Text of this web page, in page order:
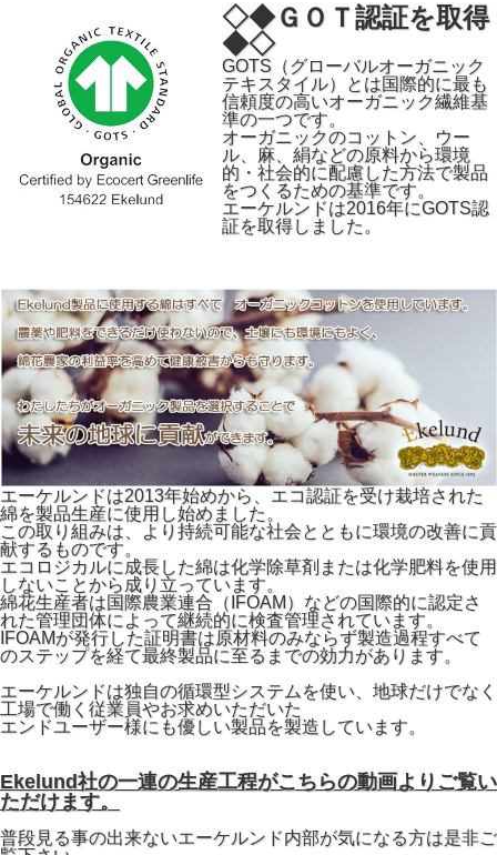
◇◆ＧＯＴ認証を取得
◆◇
GOTS（グローバルオーガニック
テキスタイル）とは国際的に最も
信頼度の高いオーガニック繊維基
準の一つです。
オーガニックのコットン、ウー
ル、麻、絹などの原料から環境
的・社会的に配慮した方法で製品
をつくるための基準です。
エーケルンドは2016年にGOTS認
証を取得しました。
エーケルンドは2013年始めから、エコ認証を受け栽培された
綿を製品生産に使用し始めました。
この取り組みは、より持続可能な社会とともに環境の改善に貢
献するものです。
エコロジカルに成長した綿は化学除草剤または化学肥料を使用
しないことから成り立っています。
綿花生産者は国際農業連合（IFOAM）などの国際的に認定さ
れた管理団体によって継続的に検査管理されています。
IFOAMが発行した証明書は原材料のみならず製造過程すべて
のステップを経て最終製品に至るまでの効力があります。
エーケルンドは独自の循環型システムを使い、地球だけでなく
工場で働く従業員やお求めいただいた
エンドユーザー様にも優しい製品を製造しています。
Ekelund社の一連の生産工程がこちらの動画よりご覧い
ただけます。
普段見る事の出来ないエーケルンド内部が気になる方は是非ご